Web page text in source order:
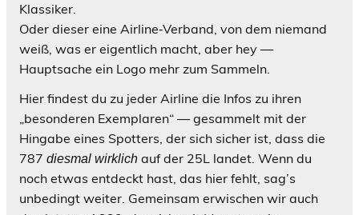
Klassiker.
Oder dieser eine Airline‑Verband, von dem niemand
weiß, was er eigentlich macht, aber hey —
Hauptsache ein Logo mehr zum Sammeln.
Hier findest du zu jeder Airline die Infos zu ihren
„besonderen Exemplaren“ — gesammelt mit der
Hingabe eines Spotters, der sich sicher ist, dass die
787 diesmal wirklich auf der 25L landet. Wenn du
noch etwas entdeckt hast, das hier fehlt, sag’s
unbedingt weiter. Gemeinsam erwischen wir auch